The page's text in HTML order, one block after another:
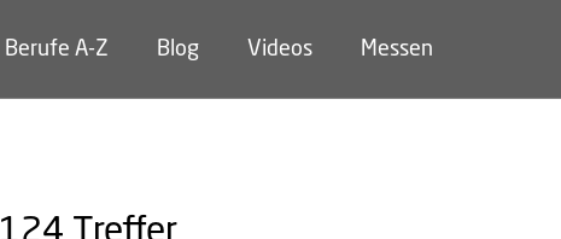
Berufe A-Z Blog Videos Messen
124 Treffer